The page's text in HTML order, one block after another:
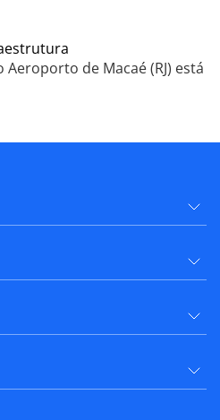
de Macaé (RJ) está